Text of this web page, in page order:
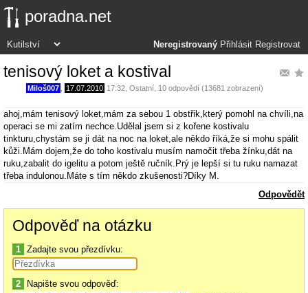
poradna.net
Neregistrovaný Přihlásit Registrovat
tenisový loket a kostival
Miloš007 17.07.2010 17:32 Ostatní , 10 odpovědí (13681 zobrazení)
ahoj,mám tenisový loket,mám za sebou 1 obstřik,který pomohl na chvíli,na
operaci se mi zatím nechce.Udělal jsem si z kořene kostivalu
tinkturu,chystám se ji dát na noc na loket,ale někdo říká,že si mohu spálit
kůži.Mám dojem,že do toho kostivalu musím namočit třeba žínku,dát na
ruku,zabalit do igelitu a potom ještě ručník.Prý je lepší si tu ruku namazat
třeba indulonou.Máte s tím někdo zkušenosti?Díky M.
Odpovědět
Odpověď na otázku
1 Zadajte svou přezdívku:
2 Napište svou odpověď: